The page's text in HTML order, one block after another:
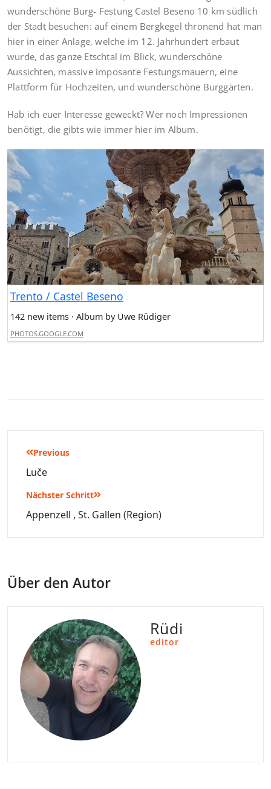
wunderschöne Burg- Festung Castel Beseno 10 km südlich
der Stadt besuchen: auf einem Bergkegel thronend hat man
hier in einer Anlage, welche im 12. Jahrhundert erbaut
wurde, das ganze Etschtal im Blick, wunderschöne
Aussichten, massive imposante Festungsmauern, eine
Plattform für Hochzeiten, und wunderschöne Burggärten.
Hab ich euer Interesse geweckt? Wer noch Impressionen
benötigt, die gibts wie immer hier im Album.
Trento / Castel Beseno
142 new items · Album by Uwe Rüdiger
PHOTOS.GOOGLE.COM
Beitragsnavigation
Previous
Luče
Nächster Schritt
Appenzell , St. Gallen (Region)
Über den Autor
Rüdi
editor